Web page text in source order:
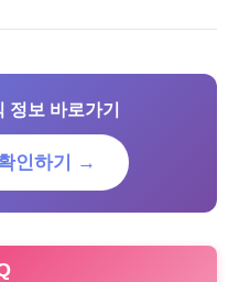
정보 바로가기
인하기 →